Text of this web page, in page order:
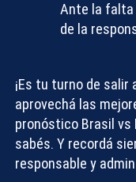
Ante la falta
de la
¡Es tu turno de salir
aprovechá las
pronóstico Brasil vs
sabés. Y recordá
responsable y